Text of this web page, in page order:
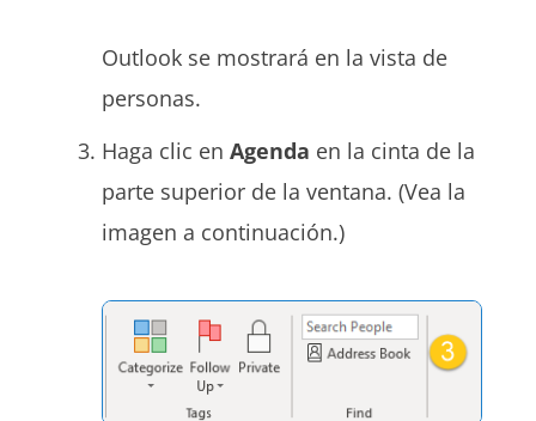
Outlook se mostrará en la vista de
personas.
Haga clic en Agenda en la cinta de la
parte superior de la ventana. (Vea la
imagen a continuación.)